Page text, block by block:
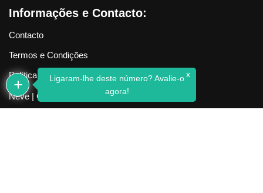
Informações e Contacto:
Contacto
Termos e Condições
Política de Privacidade
Neve| Criado com WordPress
Ligaram-lhe deste número? Avalie-o
agora!
x